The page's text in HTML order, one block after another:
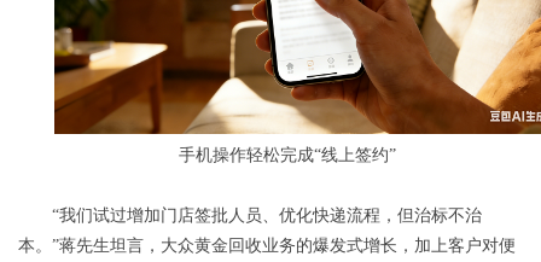
手机操作轻松完成“线上签约”
“我们试过增加门店签批人员、优化快递流程，但治标不治
本。”蒋先生坦言，大众黄金回收业务的爆发式增长，加上客户对便